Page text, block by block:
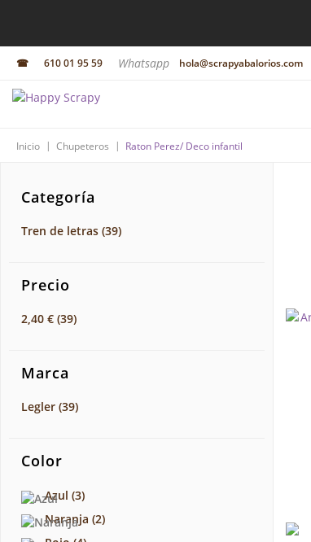
☎ 610 01 95 59 Whatsapp hola@scrapyabalorios.com
Inicio | Chupeteros | Raton Perez/ Deco infantil
Categoría
Tren de letras (39)
Precio
2,40 € (39)
Marca
Legler (39)
Color
Azul (3)
Naranja (2)